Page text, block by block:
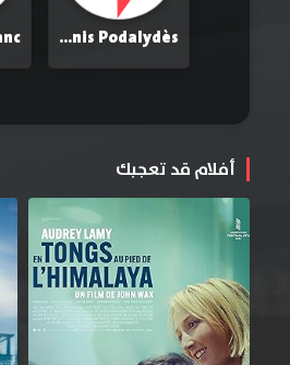
Denis Podalydès
أفلام قد تعجبك